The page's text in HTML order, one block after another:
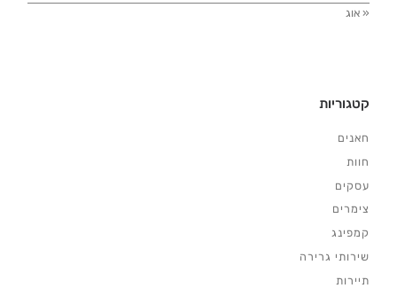
« אוג
קטגוריות
חאנים
חוות
עסקים
צימרים
קמפינג
שירותי גרירה
תיירות